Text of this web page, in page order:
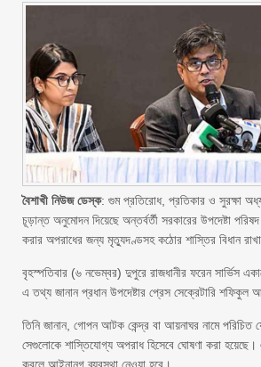
বৈশাখী নিউজ ডেস্ক: গুম প্রতিরোধ, প্রতিকার ও সুরক্ষা
চূড়ান্ত অনুমোদন দিয়েছে অন্তর্বর্তী সরকারের উপদেষ্টা
করার অপরাধের জন্য মৃত্যুদণ্ডসহ কঠোর শাস্তির বিধান
বৃহস্পতিবার (৬ নভেম্বর) দুপুরে রাজধানীর ফরেন সার্ভিস
এ তথ্য জানান প্রধান উপদেষ্টার প্রেস সেক্রেটারি শফিকুল
তিনি জানান, গোপন আটক কেন্দ্র বা আয়নাঘর নামে পরিচিত
সেগুলোকে শাস্তিযোগ্য অপরাধ হিসেবে ঘোষণা করা হয়েছে।